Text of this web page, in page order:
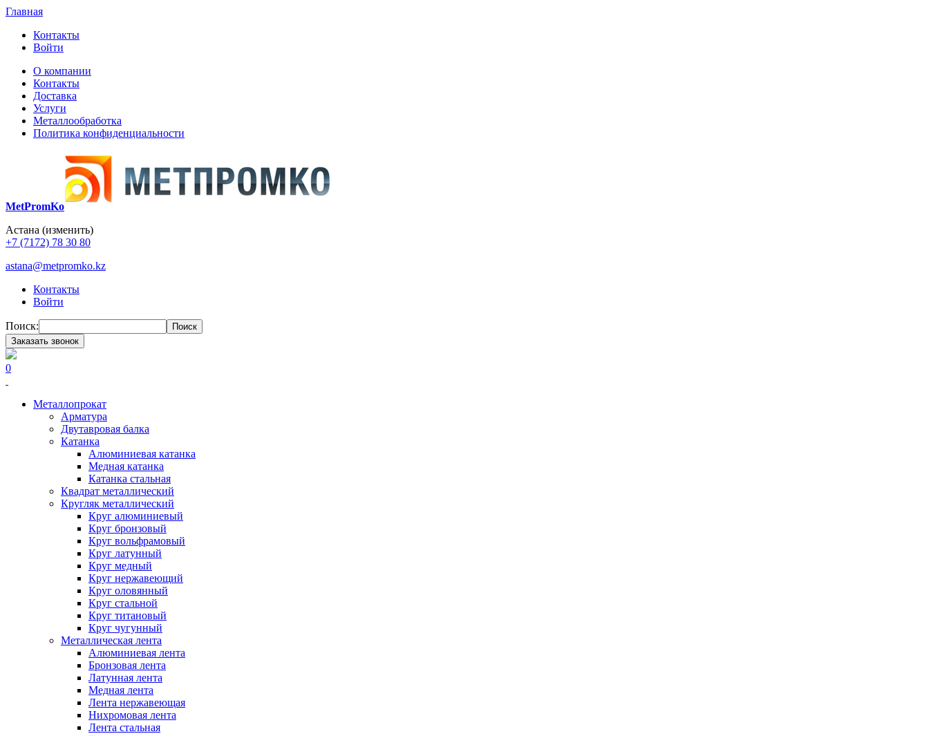
Главная
Контакты
Войти
О компании
Контакты
Доставка
Услуги
Металлообработка
Политика конфиденциальности
MetPromKo
Астана (изменить)
+7 (7172) 78 30 80
astana@metpromko.kz
Контакты
Войти
Поиск:
Поиск
Заказать звонок
0
Металлопрокат
Арматура
Двутавровая балка
Катанка
Алюминиевая катанка
Медная катанка
Катанка стальная
Квадрат металлический
Кругляк металлический
Круг алюминиевый
Круг бронзовый
Круг вольфрамовый
Круг латунный
Круг медный
Круг нержавеющий
Круг оловянный
Круг стальной
Круг титановый
Круг чугунный
Металлическая лента
Алюминиевая лента
Бронзовая лента
Латунная лента
Медная лента
Лента нержавеющая
Нихромовая лента
Лента стальная